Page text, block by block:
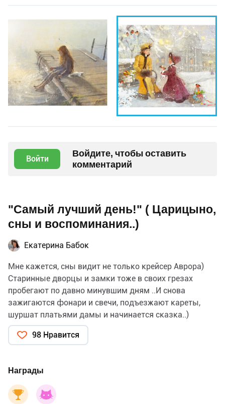
Войти
Войдите, чтобы оставить
комментарий
"Самый лучший день!" ( Царицыно,
сны и воспоминания..)
Екатерина Бабок
Мне кажется, сны видит не только крейсер Аврора)
Старинные дворцы и замки тоже в своих грезах
пробегают по давно минувшим дням ..И снова
зажигаются фонари и свечи, подъезжают кареты,
шуршат платьями дамы и начинается сказка..)
98 Нравится
Награды